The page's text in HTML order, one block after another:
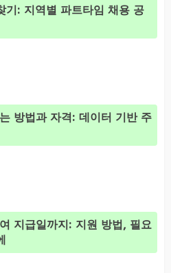
기: 지역별 파트타임 채용 공
방법과 자격: 데이터 기반 주
지급일까지: 지원 방법, 필요